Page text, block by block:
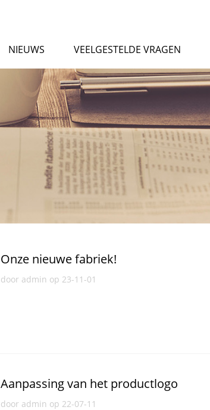
NIEUWS VEELGESTELDE VRAGEN
Onze nieuwe fabriek!
door admin op 23-11-01
Aanpassing van het productlogo
door admin op 22-07-11